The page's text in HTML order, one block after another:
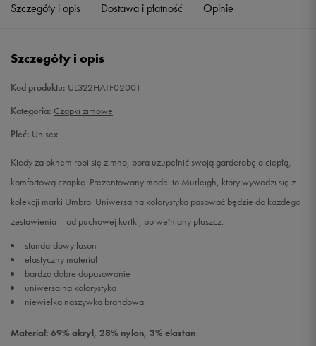
Szczegóły i opis Dostawa i płatność Opinie
Szczegóły i opis
Kod produktu: UL322HATF02001
Kategoria: Czapki zimowe
Płeć: Unisex
Kiedy za oknem robi się zimno, pora uzupełnić swoją garderobę o ciepłą,
komfortową czapkę. Prezentowany model to Murleigh, który wywodzi się z
kolekcji marki Umbro. Uniwersalna kolorystyka pasować będzie do każdego
zestawienia – od puchowej kurtki, po wełniany płaszcz.
standardowy fason
elastyczny materiał
bardzo dobre dopasowanie
uniwersalna kolorystyka
niewielka naszywka brandowa
Materiał: 69% akryl, 28% nylon, 3% elastan